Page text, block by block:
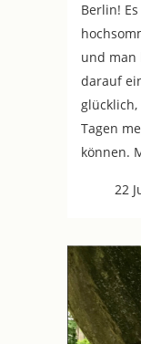
Berlin!
und man
darauf
Tagen
können.
22